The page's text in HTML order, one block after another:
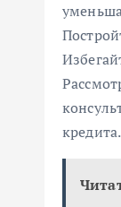
кредита.